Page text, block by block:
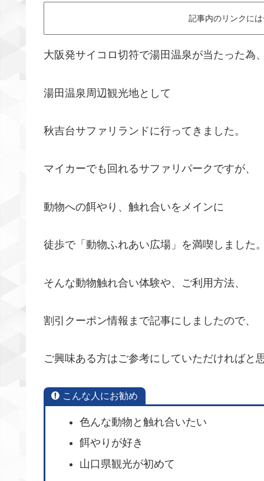
記事内のリンクに
大阪発サイコロ切符で湯田温泉が当たった為
湯田温泉周辺観光地として
秋吉台サファリランドに行ってきました。
マイカーでも回れるサファリパークですが、
動物への餌やり、触れ合いをメインに
徒歩で「動物ふれあい広場」を満喫しました
そんな動物触れ合い体験や、ご利用方法、
割引クーポン情報まで記事にしましたので、
ご興味ある方はご参考にしていただければと
こんな人にお勧め
色んな動物と触れ合いたい
餌やりが好き
山口県観光が初めて